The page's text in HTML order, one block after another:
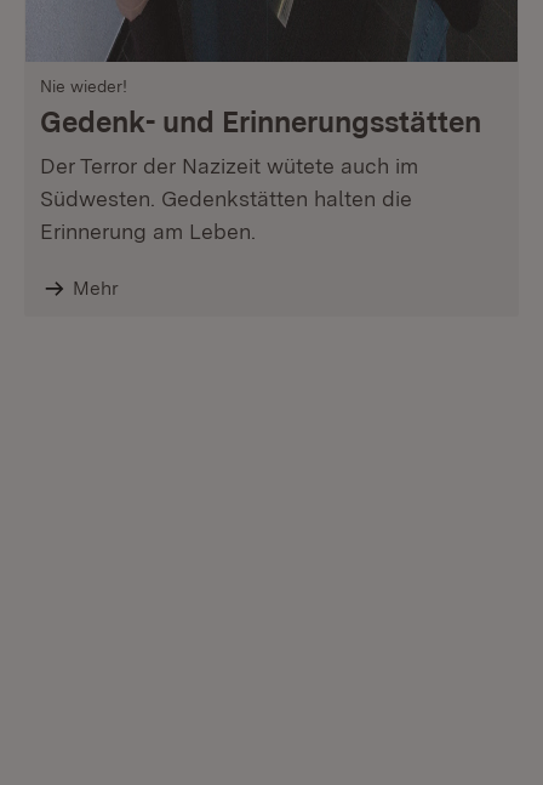
Nie wieder!
Gedenk- und Erinnerungsstätten
Der Terror der Nazizeit wütete auch im
Südwesten. Gedenkstätten halten die
Erinnerung am Leben.
Mehr